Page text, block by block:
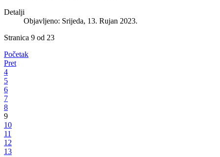
Detalji
Objavljeno: Srijeda, 13. Rujan 2023.
Stranica 9 od 23
Početak
Pret
4
5
6
7
8
9
10
11
12
13